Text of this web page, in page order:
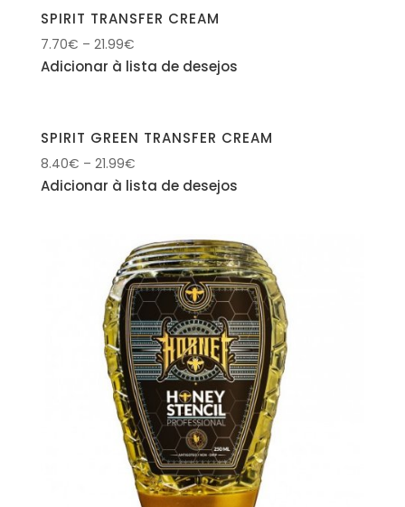
SPIRIT TRANSFER CREAM
7.70€ – 21.99€
Adicionar à lista de desejos
SPIRIT GREEN TRANSFER CREAM
8.40€ – 21.99€
Adicionar à lista de desejos